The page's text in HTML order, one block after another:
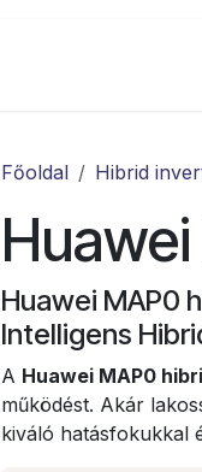
Főoldal Hibrid
Huawei MAP0
Intelligens
A Huawei MAP0
működést. Akár
kiváló hatásfokukkal